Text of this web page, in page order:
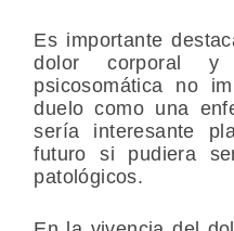
Es importante
dolor corporal
psicosomática no
duelo como una
sería interesante
futuro si pudiera
patológicos.